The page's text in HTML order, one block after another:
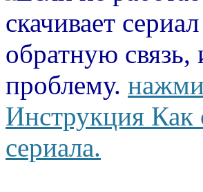
скачивает
обратную
проблему.
Инструкция Как
сериала.